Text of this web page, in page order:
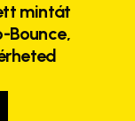
mintát
Bounce,